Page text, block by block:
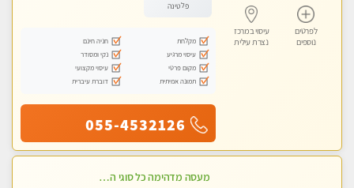
לפרטים
נוספים
עיסוי במרכז
נצרת עילית
פלטינה
מקלחת
חניה חינם
עיסוי מרגיע
נקי ומסודר
מקום פרטי
עיסוי מקצועי
תמונה אמיתית
דוברת עיברית
055-4532126
מעסה מדהימה כל סוגי העיסויים מעסה מקצועית ואיכותית פרטי!!! מוזמן לחוויה בלתי נשכחת!